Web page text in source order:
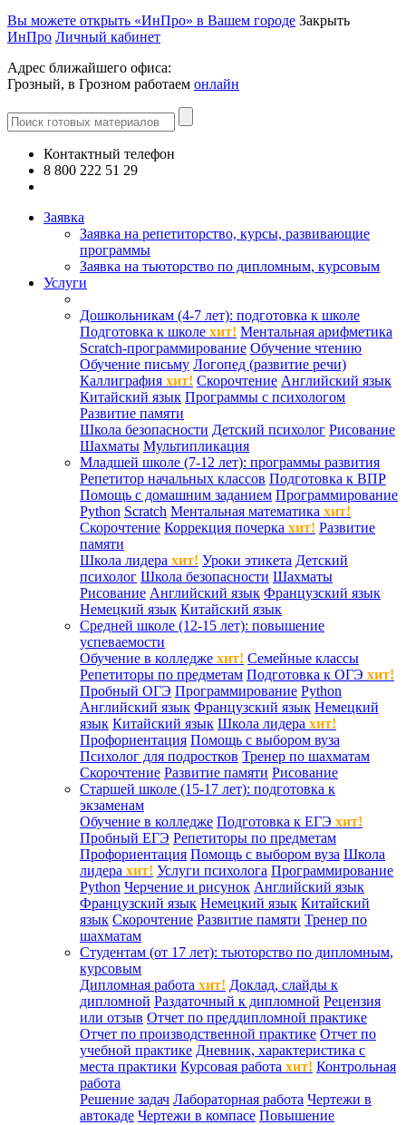
Вы можете открыть «ИнПро» в Вашем городе Закрыть
ИнПро Личный кабинет
Адрес ближайшего офиса:
Грозный, в Грозном работаем онлайн
Контактный телефон
8 800 222 51 29
Заявка
Заявка на репетиторство, курсы, развивающие
программы
Заявка на тьюторство по дипломным, курсовым
Услуги
Дошкольникам (4-7 лет): подготовка к школе
Подготовка к школе хит! Ментальная арифметика
Scratch-программирование Обучение чтению
Обучение письму Логопед (развитие речи)
Каллиграфия хит! Скорочтение Английский язык
Китайский язык Программы с психологом
Развитие памяти
Школа безопасности Детский психолог Рисование
Шахматы Мультипликация
Младшей школе (7-12 лет): программы развития
Репетитор начальных классов Подготовка к ВПР
Помощь с домашним заданием Программирование
Python Scratch Ментальная математика хит!
Скорочтение Коррекция почерка хит! Развитие
памяти
Школа лидера хит! Уроки этикета Детский
психолог Школа безопасности Шахматы
Рисование Английский язык Французский язык
Немецкий язык Китайский язык
Средней школе (12-15 лет): повышение
успеваемости
Обучение в колледже хит! Семейные классы
Репетиторы по предметам Подготовка к ОГЭ хит!
Пробный ОГЭ Программирование Python
Английский язык Французский язык Немецкий
язык Китайский язык Школа лидера хит!
Профориентация Помощь с выбором вуза
Психолог для подростков Тренер по шахматам
Скорочтение Развитие памяти Рисование
Старшей школе (15-17 лет): подготовка к
экзаменам
Обучение в колледже Подготовка к ЕГЭ хит!
Пробный ЕГЭ Репетиторы по предметам
Профориентация Помощь с выбором вуза Школа
лидера хит! Услуги психолога Программирование
Python Черчение и рисунок Английский язык
Французский язык Немецкий язык Китайский
язык Скорочтение Развитие памяти Тренер по
шахматам
Студентам (от 17 лет): тьюторство по дипломным,
курсовым
Дипломная работа хит! Доклад, слайды к
дипломной Раздаточный к дипломной Рецензия
или отзыв Отчет по преддипломной практике
Отчет по производственной практике Отчет по
учебной практике Дневник, характеристика с
места практики Курсовая работа хит! Контрольная
работа
Решение задач Лабораторная работа Чертежи в
автокаде Чертежи в компасе Повышение